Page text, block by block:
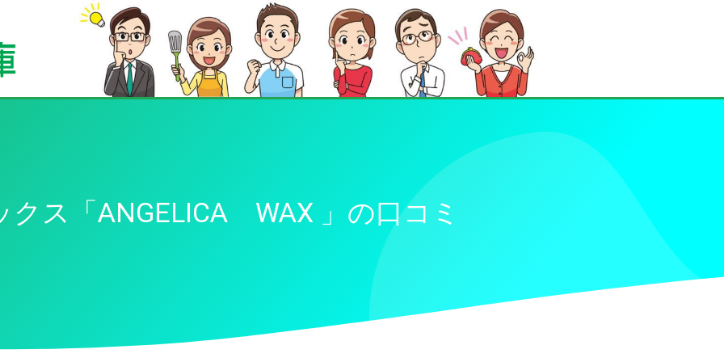
クス「ANGELICA WAX 」の口コミ